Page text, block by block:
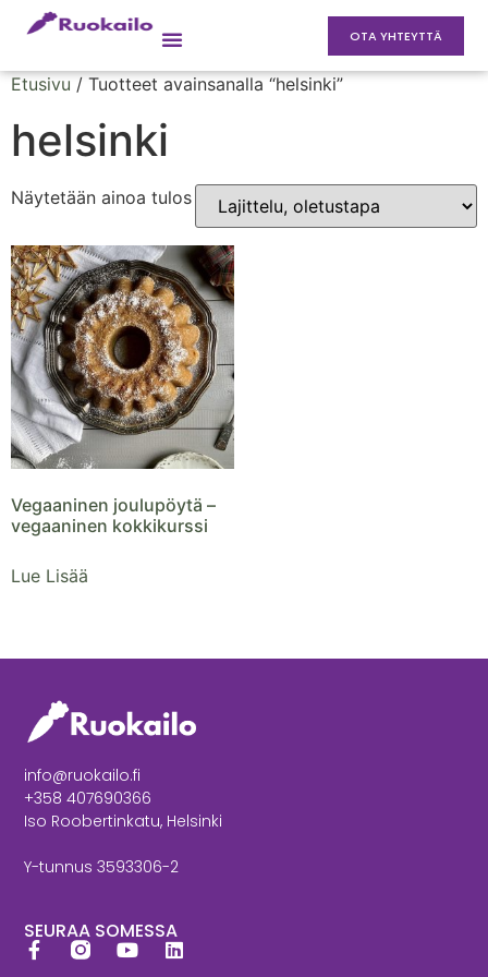
OTA YHTEYTTÄ
Etusivu / Tuotteet avainsanalla “helsinki”
helsinki
Näytetään ainoa tulos
Vegaaninen joulupöytä –
vegaaninen kokkikurssi
Lue Lisää
info@ruokailo.fi
+358 407690366
Iso Roobertinkatu, Helsinki
Y-tunnus 3593306-2
SEURAA SOMESSA